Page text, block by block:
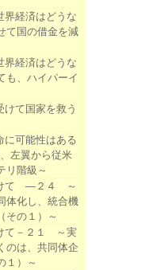
界経済はどうな
て国の借金を減
界経済はどうな
も、ハイパーイ
けて国家を救う
に可能性はある
左翼から従米
リ階級～
けて ―２４ ～
体化し、統合機
その１）～
て－２１ ～実
は、共同体企
１）～